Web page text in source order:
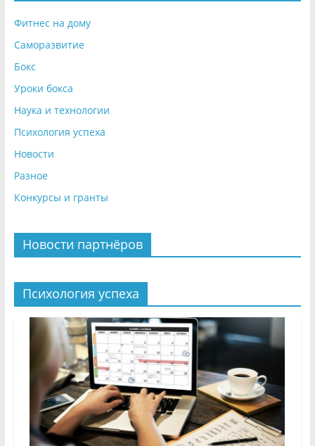
Фитнес на дому
Саморазвитие
Бокс
Уроки бокса
Наука и технологии
Психология успеха
Новости
Разное
Конкурсы и гранты
Новости партнёров
Психология успеха